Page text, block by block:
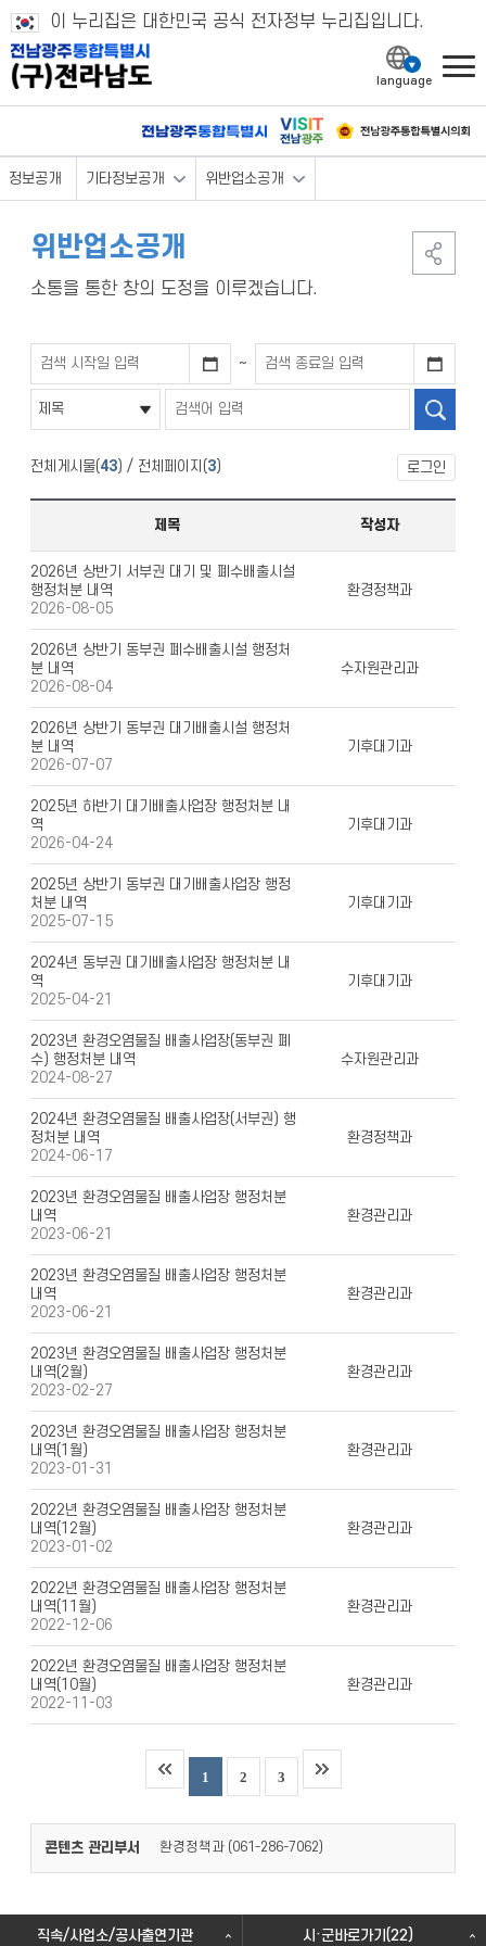
이 누리집은 대한민국 공식 전자정부 누리집입니다.
정보공개 기타정보공개 위반업소공개
위반업소공개
소통을 통한 창의 도정을 이루겠습니다.
~
전체게시물(43) / 전체페이지(3) 로그인
제목 작성자
2026년 상반기 서부권 대기 및 폐수배출시설
행정처분 내역
2026-08-05
환경정책과
2026년 상반기 동부권 폐수배출시설 행정처
분 내역
2026-08-04
수자원관리과
2026년 상반기 동부권 대기배출시설 행정처
분 내역
2026-07-07
기후대기과
2025년 하반기 대기배출사업장 행정처분 내
역
2026-04-24
기후대기과
2025년 상반기 동부권 대기배출사업장 행정
처분 내역
2025-07-15
기후대기과
2024년 동부권 대기배출사업장 행정처분 내
역
2025-04-21
기후대기과
2023년 환경오염물질 배출사업장(동부권 폐
수) 행정처분 내역
2024-08-27
수자원관리과
2024년 환경오염물질 배출사업장(서부권) 행
정처분 내역
2024-06-17
환경정책과
2023년 환경오염물질 배출사업장 행정처분
내역
2023-06-21
환경관리과
2023년 환경오염물질 배출사업장 행정처분
내역
2023-06-21
환경관리과
2023년 환경오염물질 배출사업장 행정처분
내역(2월)
2023-02-27
환경관리과
2023년 환경오염물질 배출사업장 행정처분
내역(1월)
2023-01-31
환경관리과
2022년 환경오염물질 배출사업장 행정처분
내역(12월)
2023-01-02
환경관리과
2022년 환경오염물질 배출사업장 행정처분
내역(11월)
2022-12-06
환경관리과
2022년 환경오염물질 배출사업장 행정처분
내역(10월)
2022-11-03
환경관리과
1 2 3
콘텐츠 관리부서 환경정책과 (061-286-7062)
직속/사업소/공사출연기관 시·군바로가기(22)